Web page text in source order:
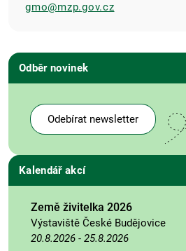
gmo@mzp.gov.cz
Odběr novinek
Odebírat newsletter
Kalendář akcí
Země živitelka 2026
Výstaviště České Budějovice
20.8.2026 - 25.8.2026